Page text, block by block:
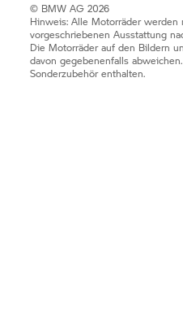
© BMW AG 2026
Hinweis: Alle Motorräder
vorgeschriebenen Ausstattung
Die Motorräder auf den Bildern
davon gegebenenfalls
Sonderzubehör enthalten.